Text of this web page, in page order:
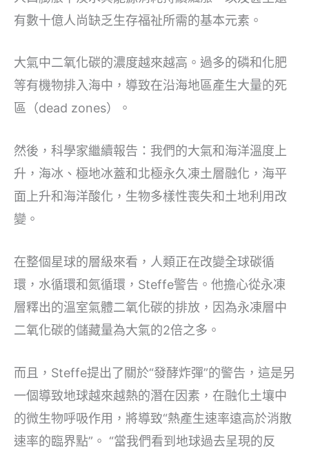
有數十億人尚缺乏生存福祉所需的基本元素。
大氣中二氧化碳的濃度越來越高。過多的磷和化肥
等有機物排入海中，導致在沿海地區產生大量的死
區（dead zones）。
然後，科學家繼續報告：我們的大氣和海洋溫度上
升，海冰、極地冰蓋和北極永久凍土層融化，海平
面上升和海洋酸化，生物多樣性喪失和土地利用改
變。
在整個星球的層級來看，人類正在改變全球碳循
環，水循環和氮循環，Steffe警告。他擔心從永凍
層釋出的溫室氣體二氧化碳的排放，因為永凍層中
二氧化碳的儲藏量為大氣的2倍之多。
而且，Steffe提出了關於“發酵炸彈”的警告，這是另
一個導致地球越來越熱的潛在因素，在融化土壤中
的微生物呼吸作用，將導致“熱產生速率遠高於消散
速率的臨界點”。 “當我們看到地球過去呈現的反